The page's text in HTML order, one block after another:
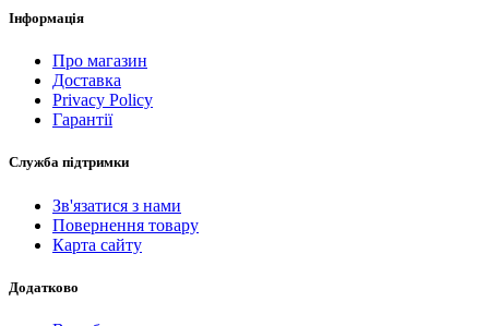
Інформація
Про магазин
Доставка
Privacy Policy
Гарантії
Служба підтримки
Зв'язатися з нами
Повернення товару
Карта сайту
Додатково